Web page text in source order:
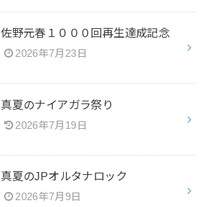
佐野元春１０００回再生達成記念
2026年7月23日
真夏のナイアガラ祭り
2026年7月19日
真夏のJPオルタナロック
2026年7月9日